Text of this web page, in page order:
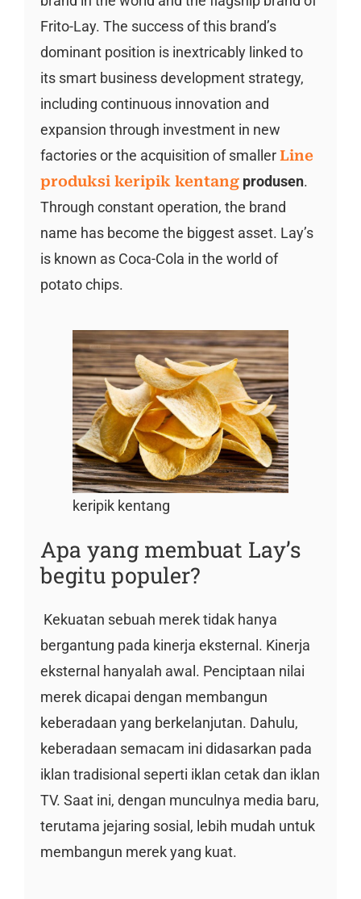
Frito-Lay. The success of this brand’s
dominant position is inextricably linked to
its smart business development strategy,
including continuous innovation and
expansion through investment in new
factories or the acquisition of smallerLine
produksi keripik kentangprodusen.
Through constant operation, the brand
name has become the biggest asset. Lay’s
is known as Coca-Cola in the world of
potato chips.
keripik kentang
Apa yang membuat Lay’s
begitu populer?
Kekuatan sebuah merek tidak hanya
bergantung pada kinerja eksternal. Kinerja
eksternal hanyalah awal. Penciptaan nilai
merek dicapai dengan membangun
keberadaan yang berkelanjutan. Dahulu,
keberadaan semacam ini didasarkan pada
iklan tradisional seperti iklan cetak dan iklan
TV. Saat ini, dengan munculnya media baru,
terutama jejaring sosial, lebih mudah untuk
membangun merek yang kuat.